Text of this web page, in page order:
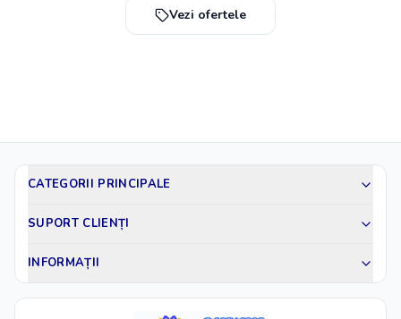
Vezi ofertele
CATEGORII PRINCIPALE
SUPORT CLIENȚI
INFORMAȚII